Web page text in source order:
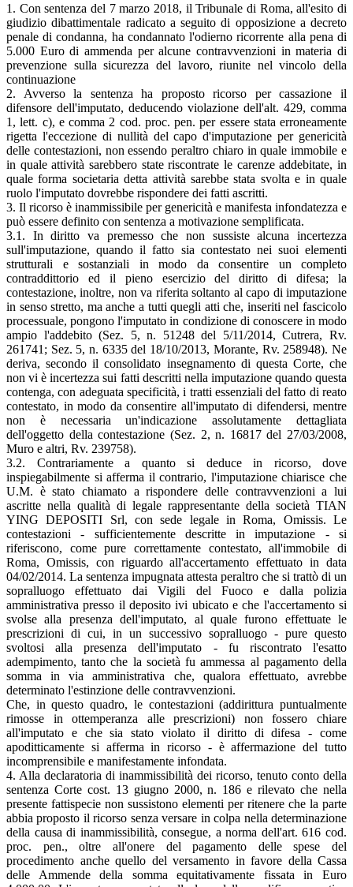
1. Con sentenza del 7 marzo 2018, il Tribunale di Roma, all'esito di
giudizio dibattimentale radicato a seguito di opposizione a decreto
penale di condanna, ha condannato l'odierno ricorrente alla pena di
5.000 Euro di ammenda per alcune contravvenzioni in materia di
prevenzione sulla sicurezza del lavoro, riunite nel vincolo della
continuazione
2. Avverso la sentenza ha proposto ricorso per cassazione il
difensore dell'imputato, deducendo violazione dell'alt. 429, comma
1, lett. c), e comma 2 cod. proc. pen. per essere stata erroneamente
rigetta l'eccezione di nullità del capo d'imputazione per genericità
delle contestazioni, non essendo peraltro chiaro in quale immobile e
in quale attività sarebbero state riscontrate le carenze addebitate, in
quale forma societaria detta attività sarebbe stata svolta e in quale
ruolo l'imputato dovrebbe rispondere dei fatti ascritti.
3. Il ricorso è inammissibile per genericità e manifesta infondatezza e
può essere definito con sentenza a motivazione semplificata.
3.1. In diritto va premesso che non sussiste alcuna incertezza
sull'imputazione, quando il fatto sia contestato nei suoi elementi
strutturali e sostanziali in modo da consentire un completo
contraddittorio ed il pieno esercizio del diritto di difesa; la
contestazione, inoltre, non va riferita soltanto al capo di imputazione
in senso stretto, ma anche a tutti quegli atti che, inseriti nel fascicolo
processuale, pongono l'imputato in condizione di conoscere in modo
ampio l'addebito (Sez. 5, n. 51248 del 5/11/2014, Cutrera, Rv.
261741; Sez. 5, n. 6335 del 18/10/2013, Morante, Rv. 258948). Ne
deriva, secondo il consolidato insegnamento di questa Corte, che
non vi è incertezza sui fatti descritti nella imputazione quando questa
contenga, con adeguata specificità, i tratti essenziali del fatto di reato
contestato, in modo da consentire all'imputato di difendersi, mentre
non è necessaria un'indicazione assolutamente dettagliata
dell'oggetto della contestazione (Sez. 2, n. 16817 del 27/03/2008,
Muro e altri, Rv. 239758).
3.2. Contrariamente a quanto si deduce in ricorso, dove
inspiegabilmente si afferma il contrario, l'imputazione chiarisce che
U.M. è stato chiamato a rispondere delle contravvenzioni a lui
ascritte nella qualità di legale rappresentante della società TIAN
YING DEPOSITI Srl, con sede legale in Roma, Omissis. Le
contestazioni - sufficientemente descritte in imputazione - si
riferiscono, come pure correttamente contestato, all'immobile di
Roma, Omissis, con riguardo all'accertamento effettuato in data
04/02/2014. La sentenza impugnata attesta peraltro che si trattò di un
sopralluogo effettuato dai Vigili del Fuoco e dalla polizia
amministrativa presso il deposito ivi ubicato e che l'accertamento si
svolse alla presenza dell'imputato, al quale furono effettuate le
prescrizioni di cui, in un successivo sopralluogo - pure questo
svoltosi alla presenza dell'imputato - fu riscontrato l'esatto
adempimento, tanto che la società fu ammessa al pagamento della
somma in via amministrativa che, qualora effettuato, avrebbe
determinato l'estinzione delle contravvenzioni.
Che, in questo quadro, le contestazioni (addirittura puntualmente
rimosse in ottemperanza alle prescrizioni) non fossero chiare
all'imputato e che sia stato violato il diritto di difesa - come
apoditticamente si afferma in ricorso - è affermazione del tutto
incomprensibile e manifestamente infondata.
4. Alla declaratoria di inammissibilità dei ricorso, tenuto conto della
sentenza Corte cost. 13 giugno 2000, n. 186 e rilevato che nella
presente fattispecie non sussistono elementi per ritenere che la parte
abbia proposto il ricorso senza versare in colpa nella determinazione
della causa di inammissibilità, consegue, a norma dell'art. 616 cod.
proc. pen., oltre all'onere del pagamento delle spese del
procedimento anche quello del versamento in favore della Cassa
delle Ammende della somma equitativamente fissata in Euro